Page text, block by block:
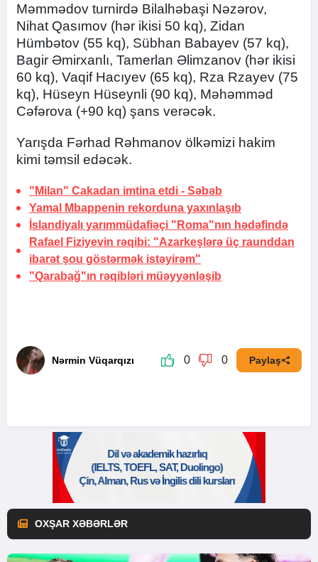
Məmmədov turnirdə Bilalhəbaşi Nəzərov,
Nihat Qasımov (hər ikisi 50 kq), Zidan
Hümbətov (55 kq), Sübhan Babayev (57 kq),
Bagir Əmirxanlı, Tamerlan Əlimzanov (hər ikisi
60 kq), Vaqif Hacıyev (65 kq), Rza Rzayev (75
kq), Hüseyn Hüseynli (90 kq), Məhəmməd
Cəfərova (+90 kq) şans verəcək.
Yarışda Fərhad Rəhmanov ölkəmizi hakim
kimi təmsil edəcək.
"Milan" Cakadan imtina etdi - Səbəb
Yamal Mbappenin rekorduna yaxınlaşıb
İslandiyalı yarımmüdafiəçi "Roma"nın hədəfində
Rafael Fiziyevin rəqibi: "Azarkeşlərə üç raunddan
ibarət şou göstərmək istəyirəm"
"Qarabağ"ın rəqibləri müəyyənləşib
Nərmin Vüqarqızı 0 0 Paylaş
OXŞAR XƏBƏRLƏR